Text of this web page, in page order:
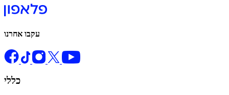
עקבו אחרנו
כללי